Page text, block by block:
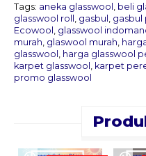
Tags: aneka glasswool beli
glasswool roll gasbul gasbul
Ecowool glasswool
murah glaswool murah
glasswool harga glasswool
karpet glasswool karpet
promo glasswool